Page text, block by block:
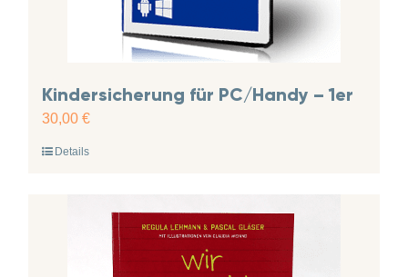
Kindersicherung für PC/Handy – 1er
30,00 €
Details